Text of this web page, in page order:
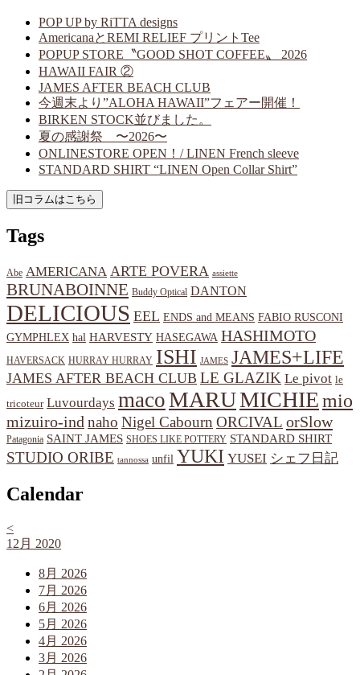
POP UP by RiTTA designs
AmericanaとREMI RELIEF プリントTee
POPUP STORE〝GOOD SHOT COFFEE〟 2026
HAWAII FAIR ②
JAMES AFTER BEACH CLUB
今週末より”ALOHA HAWAII”フェアー開催！
BIRKEN STOCK並びました。
夏の感謝祭 〜2026〜
ONLINESTORE OPEN！/ LINEN French sleeve
STANDARD SHIRT “LINEN Open Collar Shirt”
Tags
Abe AMERICANA ARTE POVERA assiette
BRUNABOINNE Buddy Optical DANTON
DELICIOUS EEL ENDS and MEANS FABIO RUSCONI
GYMPHLEX hal HARVESTY HASEGAWA HASHIMOTO
HAVERSACK HURRAY HURRAY ISHI JAMES JAMES+LIFE
JAMES AFTER BEACH CLUB LE GLAZIK Le pivot le
tricoteur Luvourdays macoMARUMICHIEmio
mizuiro-ind naho Nigel Cabourn ORCIVAL orSlow
Patagonia SAINT JAMES SHOES LIKE POTTERY STANDARD SHIRT
STUDIO ORIBE tannossa unfil YUKI YUSEI シェフ日記
Calendar
<
12月 2020
8月 2026
7月 2026
6月 2026
5月 2026
4月 2026
3月 2026